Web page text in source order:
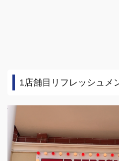
1店舗目リフレッシュメ